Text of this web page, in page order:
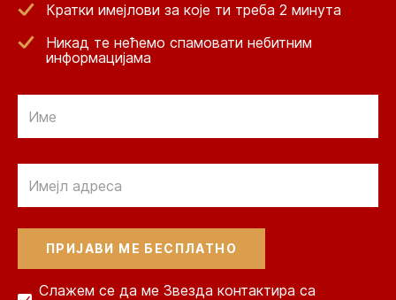
Кратки имејлови за које ти треба 2 минута
Никад те нећемо спамовати небитним
информацијама
Слажем се да ме Звезда контактира са